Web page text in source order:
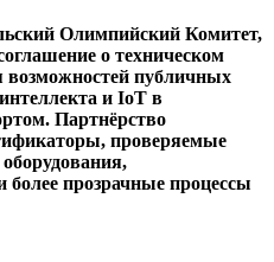
Олимпийский Комитет,
о техническом
возможностей публичных
и IoT в
Партнёрство
проверяемые
более прозрачные процессы